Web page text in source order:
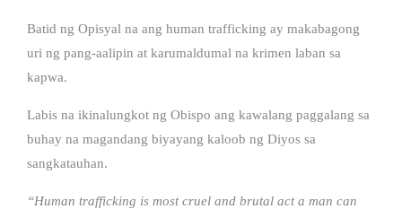
Batid ng Opisyal na ang human trafficking ay makabagong
uri ng pang-aalipin at karumaldumal na krimen laban sa
kapwa.
Labis na ikinalungkot ng Obispo ang kawalang paggalang sa
buhay na magandang biyayang kaloob ng Diyos sa
sangkatauhan.
“Human trafficking is most cruel and brutal act a man can